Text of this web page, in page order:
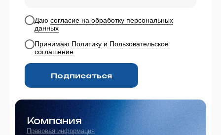
Компания
Правовая информация
Даю согласие на обработку персональных
данных
Принимаю Политику и Пользовательское
соглашение
Подписаться